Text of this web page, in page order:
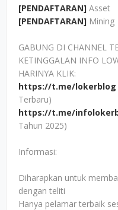
[PENDAFTARAN] Asset
[PENDAFTARAN] Mining
GABUNG DI CHANNEL
KETINGGALAN INFO
HARINYA KLIK:
https://t.me/lokerblog
Terbaru)
https://t.me/
Tahun 2025)
Informasi:
Diharapkan untuk
dengan teliti
Hanya pelamar terbaik